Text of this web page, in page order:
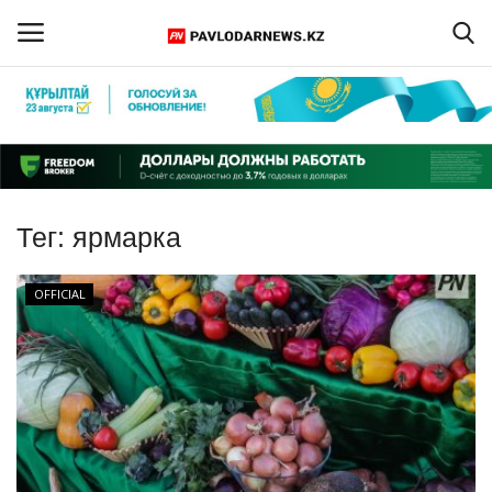
Регистрация
Главная
Обратная связь
ПАВЛОДАРСКАЯ ОБЛАСТЬ
КАЗАХСТАН
МИР
СПЕЦПРОЕКТЫ
Тег: ярмарка
OFFICIAL